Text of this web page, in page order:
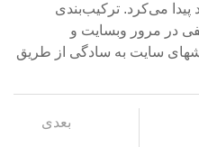
پیدا می‌کرد. ترکیب‌بندی
در مرور وبسایت و
سایت به سادگی از طریق
بعدی